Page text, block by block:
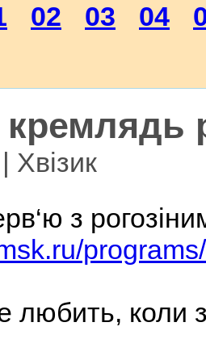
02 03 04
Хвізик
з
любить, коли